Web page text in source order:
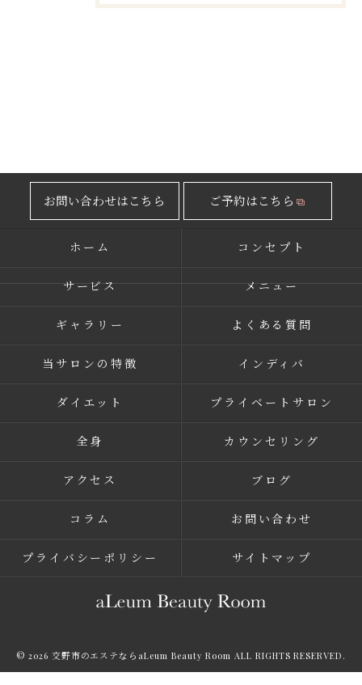
お問い合わせはこちら ご予約はこちら
ホーム コンセプト
サービス メニュー
ギャラリー よくある質問
当サロンの特徴 インディバ
ダイエット プライベートサロン
全身 カウンセリング
アクセス ブログ
コラム お問い合わせ
プライバシーポリシー サイトマップ
© 2026 交野市のエステならaLeum Beauty Room ALL RIGHTS RESERVED.